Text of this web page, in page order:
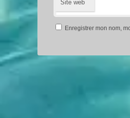
Site web
Enregistrer mon nom,